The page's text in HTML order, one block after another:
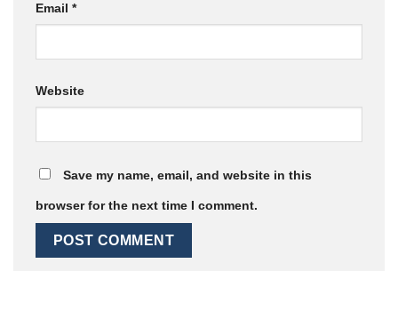
Email *
Website
Save my name, email, and website in this
browser for the next time I comment.